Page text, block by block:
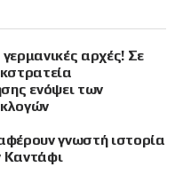
αρχές! Σε
ενόψει των
γνωστή ιστορία
Καντάφι